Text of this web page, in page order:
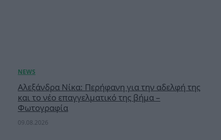
Αλεξάνδρα Νίκα: Περήφανη για την αδελφή της
και το νέο επαγγελματικό της βήμα –
Φωτογραφία
09.08.2026